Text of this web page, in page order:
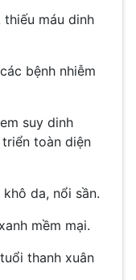
máu dinh
bệnh nhiễm
suy dinh
toàn diện
da, nổi sần.
mềm mại.
thanh xuân